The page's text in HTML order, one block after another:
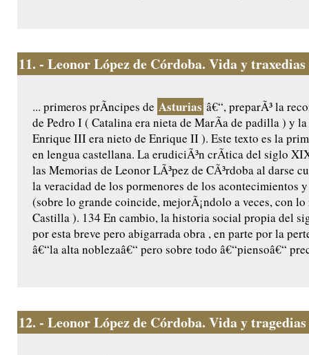
11. - Leonor López de Córdoba. Vida y
... primeros prÃ­ncipes de Asturias â€“, preparÃ³ la
de Pedro I ( Catalina era nieta de MarÃ­a de padilla ) y
Enrique III era nieto de Enrique II ). Este texto es la
en lengua castellana. La erudiciÃ³n crÃ­tica del siglo
las Memorias de Leonor LÃ³pez de CÃ³rdoba al darse
la veracidad de los pormenores de los acontecimientos
(sobre lo grande coincide, mejorÃ¡ndolo a veces, con
Castilla ). 134 En cambio, la historia social propia del
por esta breve pero abigarrada obra , en parte por la
â€“la alta noblezaâ€“ pero sobre todo â€“piensoâ€“
12. - Leonor López de Córdoba. Vida y